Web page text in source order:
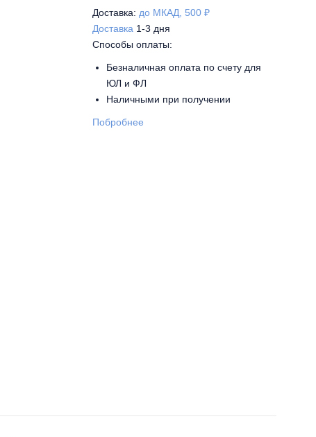
Доставка: до МКАД, 500 ₽
Доставка 1-3 дня
Способы оплаты:
Безналичная оплата по счету для
ЮЛ и ФЛ
Наличными при получении
Побробнее